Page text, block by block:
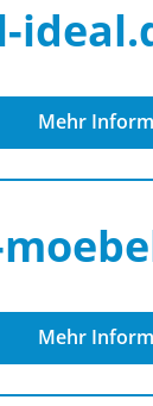
Mehr
Mehr